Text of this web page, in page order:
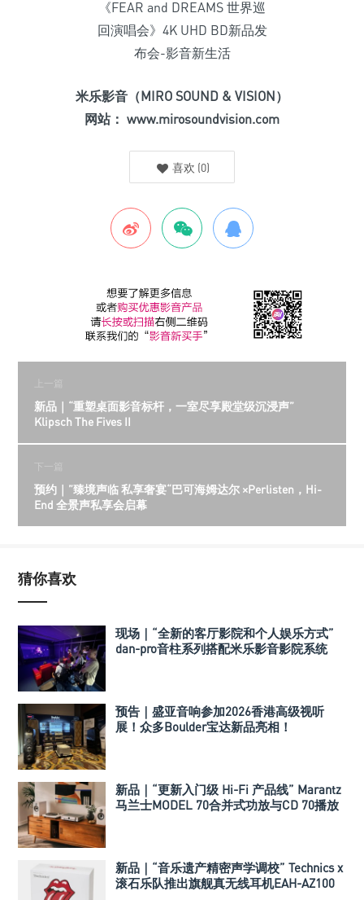
米乐影音（MIRO SOUND & VISION）
网站： www.mirosoundvision.com
喜欢 (0)
上一篇
新品｜“重塑桌面影音标杆，一室尽享殿堂级沉浸声”
Klipsch The Fives II
下一篇
预约｜”臻境声临 私享奢宴“巴可海姆达尔 ×Perlisten，Hi-
End 全景声私享会启幕
猜你喜欢
现场｜“全新的客厅影院和个人娱乐方式”
dan-pro音柱系列搭配米乐影音影院系统
预告｜盛亚音响参加2026香港高级视听
展！众多Boulder宝达新品亮相！
新品｜“更新入门级 Hi-Fi 产品线” Marantz
马兰士MODEL 70合并式功放与CD 70播放
新品｜“音乐遗产精密声学调校” Technics x
滚石乐队推出旗舰真无线耳机EAH-AZ100